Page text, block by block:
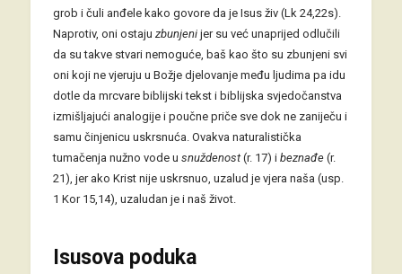
grob i čuli anđele kako govore da je Isus živ (Lk 24,22s).
Naprotiv, oni ostaju zbunjenijer su već unaprijed odlučili
da su takve stvari nemoguće, baš kao što su zbunjeni svi
oni koji ne vjeruju u Božje djelovanje među ljudima pa idu
dotle da mrcvare biblijski tekst i biblijska svjedočanstva
izmišljajući analogije i poučne priče sve dok ne zaniječu i
samu činjenicu uskrsnuća. Ovakva naturalistička
tumačenja nužno vode u snuždenost(r. 17) i beznađe (r.
21), jer ako Krist nije uskrsnuo, uzalud je vjera naša (usp.
1 Kor 15,14), uzaludan je i naš život.
Isusova poduka